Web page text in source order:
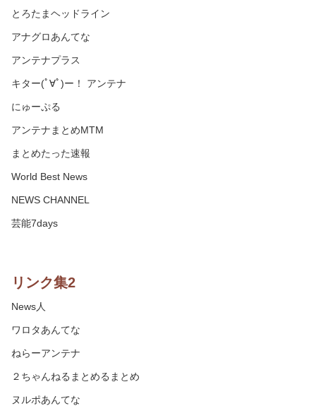
とろたまヘッドライン
アナグロあんてな
アンテナプラス
キター(ﾟ∀ﾟ)ー！ アンテナ
にゅーぷる
アンテナまとめMTM
まとめたった速報
World Best News
NEWS CHANNEL
芸能7days
リンク集2
News人
ワロタあんてな
ねらーアンテナ
２ちゃんねるまとめるまとめ
ヌルポあんてな